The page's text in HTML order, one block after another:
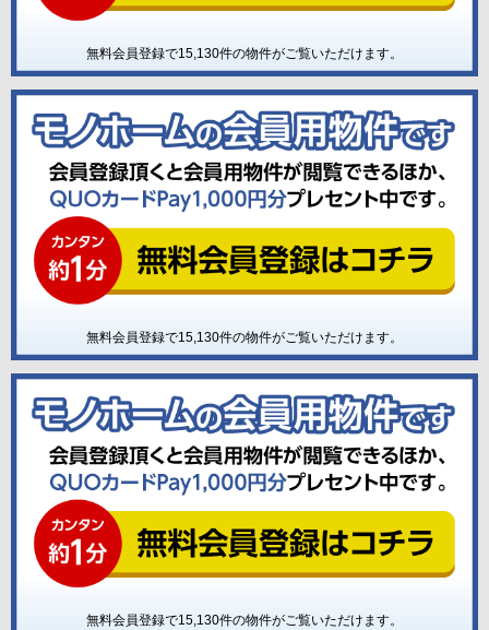
無料会員登録で15,130件の物件がご覧いただけます。
無料会員登録で15,130件の物件がご覧いただけます。
無料会員登録で15,130件の物件がご覧いただけます。